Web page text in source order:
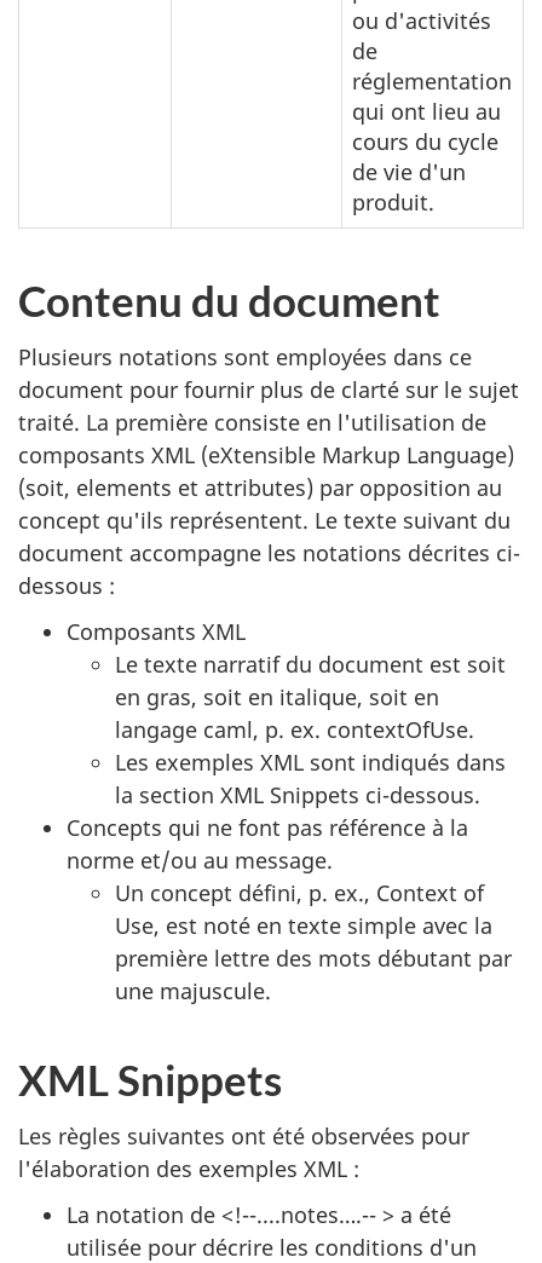
ou d'activités
de
réglementation
qui ont lieu au
cours du cycle
de vie d'un
produit.
Contenu du document
Plusieurs notations sont employées dans ce
document pour fournir plus de clarté sur le sujet
traité. La première consiste en l'utilisation de
composants XML (eXtensible Markup Language)
(soit, elements et attributes) par opposition au
concept qu'ils représentent. Le texte suivant du
document accompagne les notations décrites ci-
dessous :
Composants XML
Le texte narratif du document est soit
en gras, soit en italique, soit en
langage caml, p. ex. contextOfUse.
Les exemples XML sont indiqués dans
la section XML Snippets ci-dessous.
Concepts qui ne font pas référence à la
norme et/ou au message.
Un concept défini, p. ex., Context of
Use, est noté en texte simple avec la
première lettre des mots débutant par
une majuscule.
XML Snippets
Les règles suivantes ont été observées pour
l'élaboration des exemples XML :
La notation de <!--....notes….-- > a été
utilisée pour décrire les conditions d'un